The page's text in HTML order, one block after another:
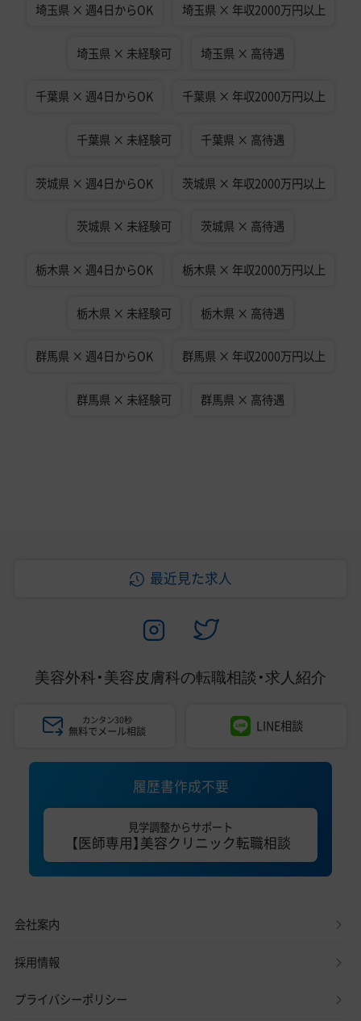
埼玉県 × 週4日からOK 埼玉県 × 年収2000万円以上
埼玉県 × 未経験可 埼玉県 × 高待遇
千葉県 × 週4日からOK 千葉県 × 年収2000万円以上
千葉県 × 未経験可 千葉県 × 高待遇
茨城県 × 週4日からOK 茨城県 × 年収2000万円以上
茨城県 × 未経験可 茨城県 × 高待遇
栃木県 × 週4日からOK 栃木県 × 年収2000万円以上
栃木県 × 未経験可 栃木県 × 高待遇
群馬県 × 週4日からOK 群馬県 × 年収2000万円以上
群馬県 × 未経験可 群馬県 × 高待遇
最近見た求人
美容外科・美容皮膚科の転職相談・求人紹介
カンタン30秒
無料でメール相談 LINE相談
履歴書作成不要
見学調整からサポート
【医師専用】美容クリニック転職相談
会社案内
採用情報
プライバシーポリシー